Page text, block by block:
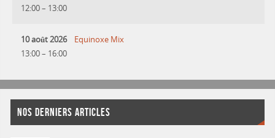
12:00– 13:00
10 août 2026
13:00– 16:00
Equinoxe Mix
NOS DERNIERS ARTICLES